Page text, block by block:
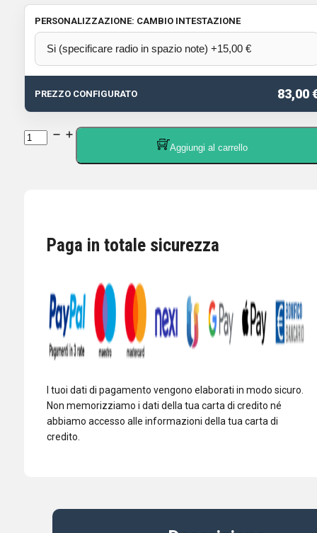
PERSONALIZZAZIONE: CAMBIO INTESTAZIONE
PREZZO CONFIGURATO 83,00
ASTATIC
Palmare
Aggiungi al carrello
Paga in totale sicurezza
I tuoi dati di pagamento vengono elaborati in modo sicuro.
Non memorizziamo i dati della tua carta di credito né
abbiamo accesso alle informazioni della tua carta di
credito.